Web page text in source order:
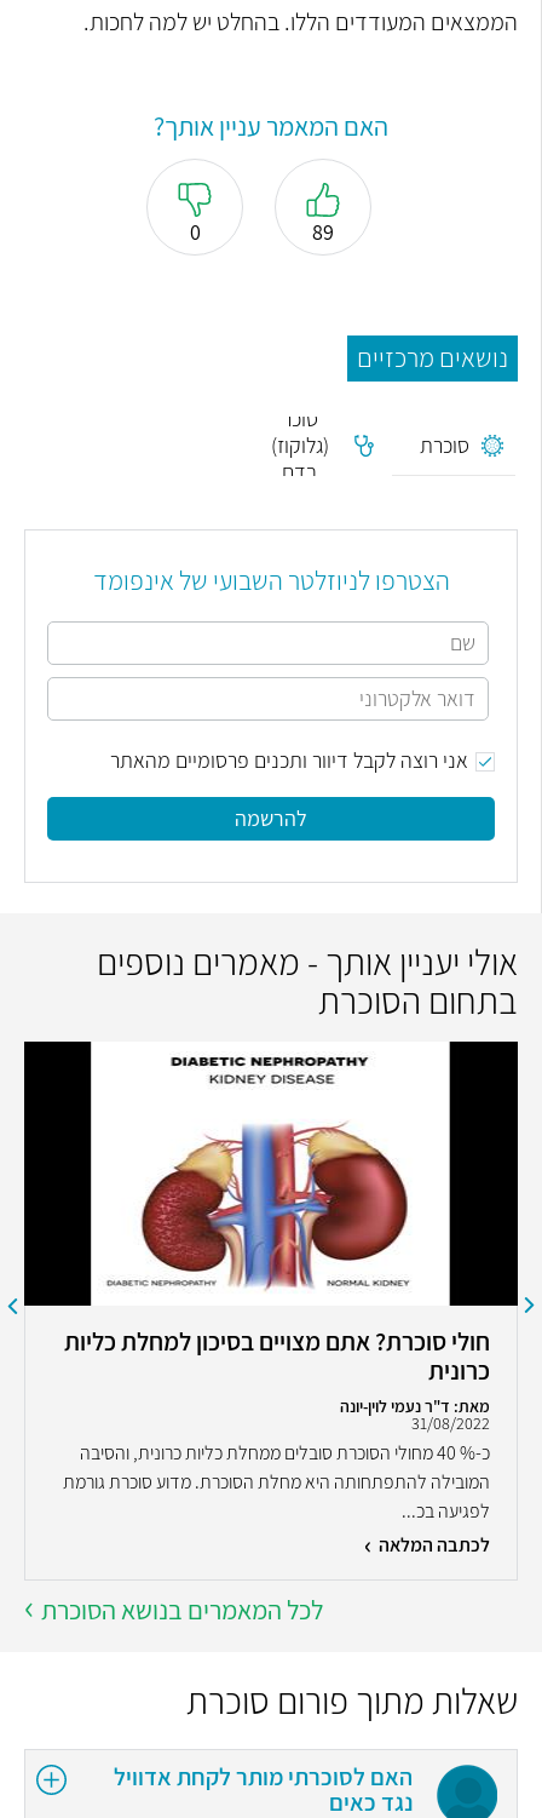
הממצאים המעודדים הללו. בהחלט יש למה לחכות.
האם המאמר עניין אותך?
89
0
נושאים מרכזיים
סוכרת
סוכר
(גלוקוז)
בדם
הצטרפו לניוזלטר השבועי של אינפומד
אני רוצה לקבל דיוור ותכנים פרסומיים מהאתר
להרשמה
אולי יעניין אותך - מאמרים נוספים
בתחום הסוכרת
חולי סוכרת? אתם מצויים בסיכון למחלת כליות
כרונית
מאת: ד"ר נעמי לוין-יונה
31/08/2022
כ-% 40 מחולי הסוכרת סובלים ממחלת כליות כרונית, והסיבה
המובילה להתפתחותה היא מחלת הסוכרת. מדוע סוכרת גורמת
לפגיעה בכ...
לכתבה המלאה
לכל המאמרים בנושא הסוכרת
שאלות מתוך פורום סוכרת
האם לסוכרתי מותר לקחת אדוויל
נגד כאים